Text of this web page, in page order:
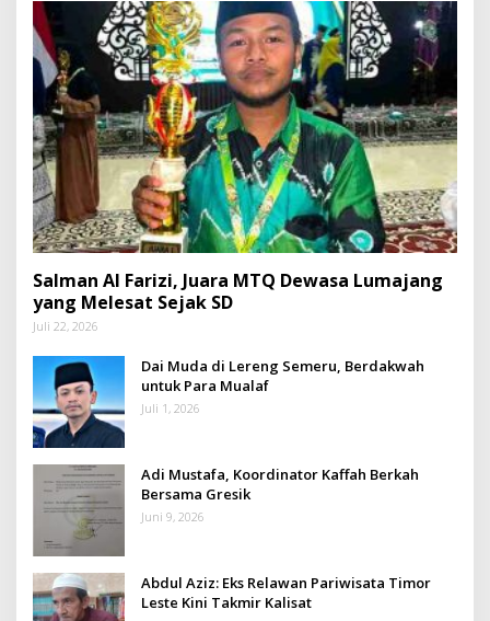
Salman Al Farizi, Juara MTQ Dewasa Lumajang
yang Melesat Sejak SD
Juli 22, 2026
Dai Muda di Lereng Semeru, Berdakwah
untuk Para Mualaf
Juli 1, 2026
Adi Mustafa, Koordinator Kaffah Berkah
Bersama Gresik
Juni 9, 2026
Abdul Aziz: Eks Relawan Pariwisata Timor
Leste Kini Takmir Kalisat